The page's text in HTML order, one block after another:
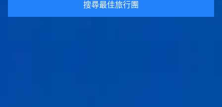
搜尋最佳旅行團